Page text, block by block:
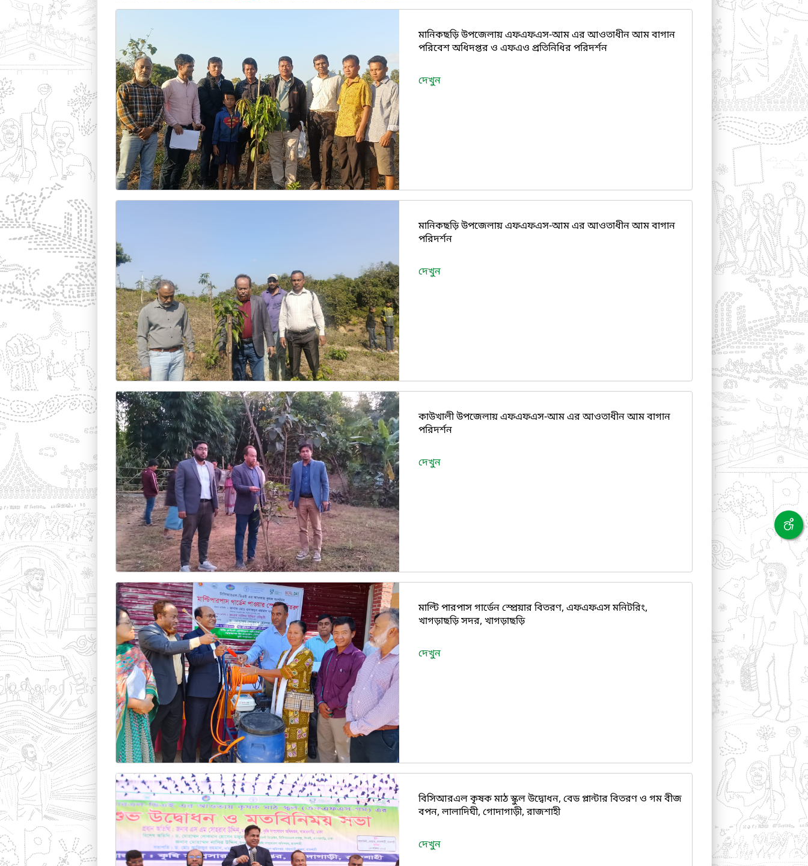
মানিকছড়ি উপজেলায় এফএফএস-আম এর আওতাধীন আম বাগান
‍পরিবেশ অধিদপ্তর ও এফএও প্রতিনিধির পরিদর্শন
দেখুন
মানিকছড়ি উপজেলায় এফএফএস-আম এর আওতাধীন আম বাগান
‍পরিদর্শন
দেখুন
কাউখালী উপজেলায় এফএফএস-আম এর আওতাধীন আম বাগান
‍পরিদর্শন
দেখুন
মাল্টি পারপাস গার্ডেন স্প্রেয়ার বিতরণ, এফএফএস মনিটরিং,
খাগড়াছড়ি সদর, খাগড়াছড়ি
দেখুন
বিসিআরএল কৃষক মাঠ স্কুল উদ্বোধন, বেড প্লান্টার বিতরণ ও গম বীজ
বপন, লালাদিঘী, গোদাগাড়ী, রাজশাহী
দেখুন